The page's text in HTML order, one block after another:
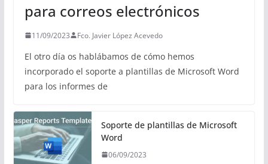
para correos electrónicos
11/09/2023 Fco. Javier López Acevedo
El otro día os hablábamos de cómo hemos
incorporado el soporte a plantillas de Microsoft Word
para los informes de
Soporte de plantillas de Microsoft
Word
06/09/2023